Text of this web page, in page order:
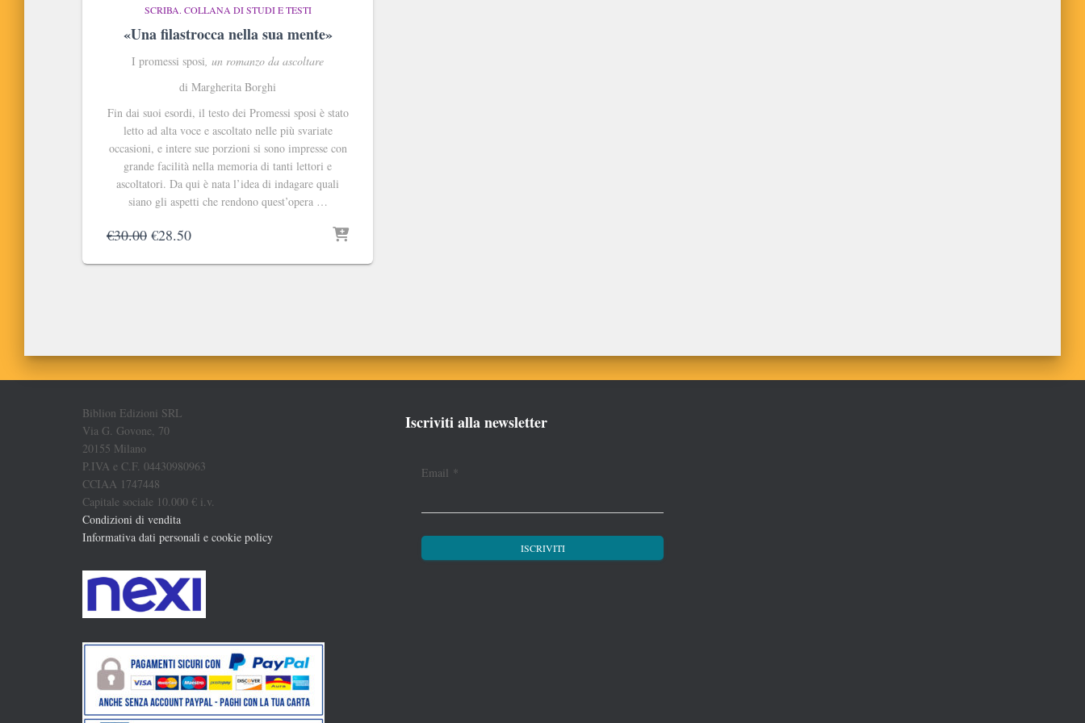
SCRIBA. COLLANA DI STUDI E TESTI
«Una filastrocca nella sua mente»
I promessi sposi, un romanzo da ascoltare
di Margherita Borghi
Fin dai suoi esordi, il testo dei Promessi sposi è stato
letto ad alta voce e ascoltato nelle più svariate
occasioni, e intere sue porzioni si sono impresse con
grande facilità nella memoria di tanti lettori e
ascoltatori. Da qui è nata l’idea di indagare quali
siano gli aspetti che rendono quest’opera …
€30.00 Il
originale
€28.50Il
attuale
Biblion Edizioni SRL
Via G. Govone, 70
20155 Milano
P.IVA e C.F. 04430980963
CCIAA 1747448
Capitale sociale 10.000 € i.v.
Condizioni di vendita
Informativa dati personali e cookie policy
Iscriviti alla newsletter
Email *